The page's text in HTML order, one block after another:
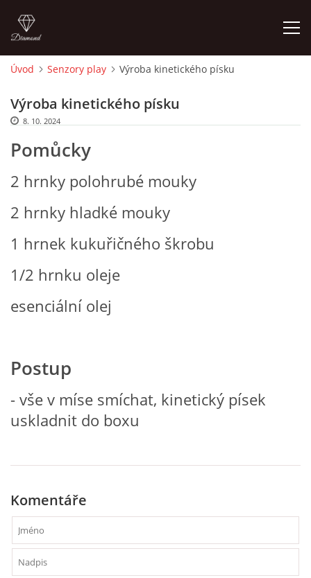
O MĚ
DĚJINY VÝTVARNÉHO UMĚNÍ
NOVINKY ZE ŠKOLSTVÍ 2025
VZDĚLÁVACÍ BLOK ŘÍJEN
VZDĚLÁVACÍ BLOK LISTOPAD
VZDĚLÁVACÍ BLOK PROSINEC
VZDĚLÁVACÍ BLOK LEDEN
VZDĚLÁVACÍ BLOK ÚNOR
Úvod Senzory play Výroba kinetického písku
Výroba kinetického písku
8. 10. 2024
Pomůcky
2 hrnky polohrubé mouky
2 hrnky hladké mouky
1 hrnek kukuřičného škrobu
1/2 hrnku oleje
esenciální olej
Postup
- vše v míse smíchat, kinetický písek
uskladnit do boxu
Komentáře